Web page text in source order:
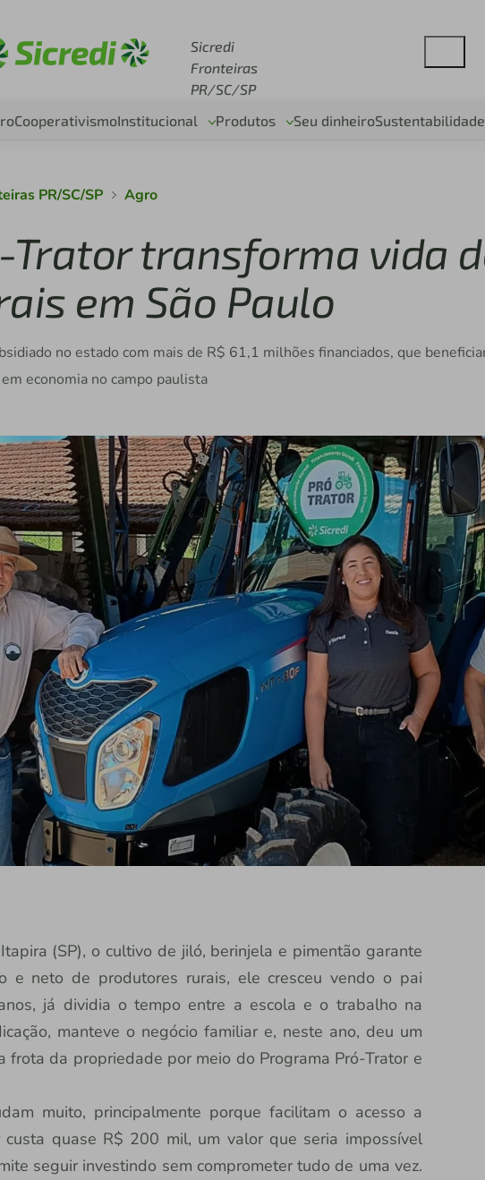
Sicredi
Fronteiras
PR/SC/SP
CooperativismoInstitucional Produtos Seu dinheiroSustentabilidade
PR/SC/SP Agro
Trator transforma vida
em São Paulo
no estado com mais de R$ 61,1 milhões financiados, que
economia no campo paulista
(SP), o cultivo de jiló, berinjela e pimentão garante
e neto de produtores rurais, ele cresceu vendo o pai
já dividia o tempo entre a escola e o trabalho na
manteve o negócio familiar e, neste ano, deu um
frota da propriedade por meio do Programa Pró-Trator e
muito, principalmente porque facilitam o acesso a
custa quase R$ 200 mil, um valor que seria impossível
seguir investindo sem comprometer tudo de uma vez.